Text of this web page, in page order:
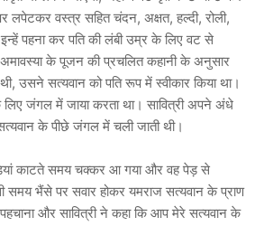
लपेटकर वस्त्र सहित चंदन, अक्षत, हल्दी, रोली,
इन्हें पहना कर पति की लंबी उम्र के लिए वट से
अमावस्या के पूजन की प्रचलित कहानी के अनुसार
उसने सत्यवान को पति रूप में स्वीकार किया था।
जंगल में जाया करता था। सावित्री अपने अंधे
के पीछे जंगल में चली जाती थी।
काटते समय चक्कर आ गया और वह पेड़ से
समय भैंसे पर सवार होकर यमराज सत्यवान के प्राण
और सावित्री ने कहा कि आप मेरे सत्यवान के